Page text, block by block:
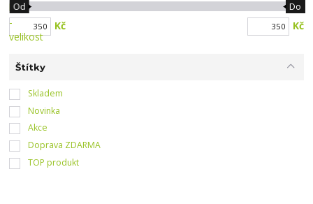
Kč
Od Do
Kč
Štítky
Skladem
Novinka
Akce
Doprava ZDARMA
TOP produkt